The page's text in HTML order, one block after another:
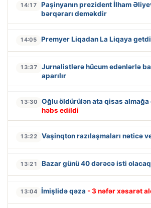
14:17
Paşinyanın prezident İlham
bərqərarı deməkdir
14:05 Premyer Liqadan La Liqaya getdi
13:37
Jurnalistlərə hücum edənlərlə
aparılır
13:30 Oğlu öldürülən ata qisas almağa
həbs edildi
13:22 Vaşinqton razılaşmaları nəticə
13:21 Bazar günü 40 dərəcə isti olacaq
13:04 İmişlidə qəza - 3 nəfər xəsarət